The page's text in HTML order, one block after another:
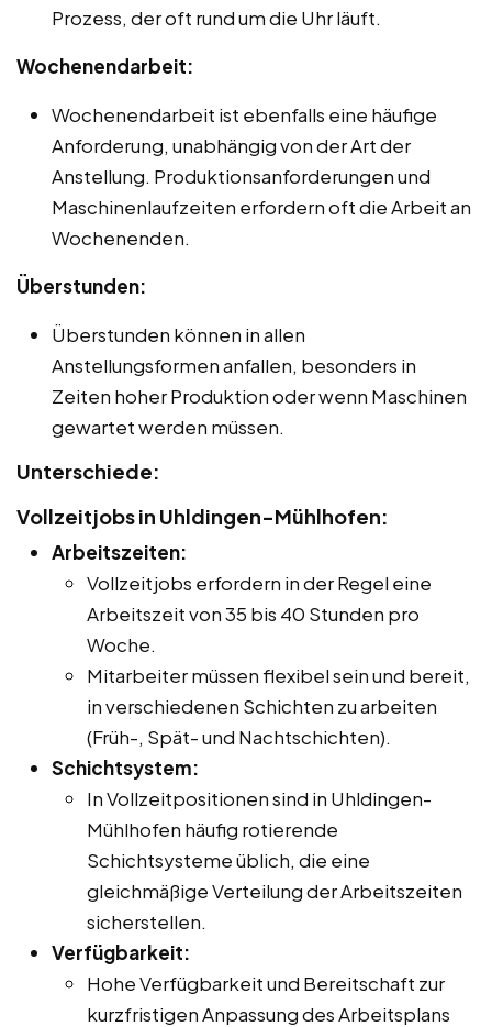
Prozess, der oft rund um die Uhr läuft.
Wochenendarbeit:
Wochenendarbeit ist ebenfalls eine häufige
Anforderung, unabhängig von der Art der
Anstellung. Produktionsanforderungen und
Maschinenlaufzeiten erfordern oft die Arbeit an
Wochenenden.
Überstunden:
Überstunden können in allen
Anstellungsformen anfallen, besonders in
Zeiten hoher Produktion oder wenn Maschinen
gewartet werden müssen.
Unterschiede:
Vollzeitjobs in Uhldingen-Mühlhofen:
Arbeitszeiten:
Vollzeitjobs erfordern in der Regel eine
Arbeitszeit von 35 bis 40 Stunden pro
Woche.
Mitarbeiter müssen flexibel sein und bereit,
in verschiedenen Schichten zu arbeiten
(Früh-, Spät- und Nachtschichten).
Schichtsystem:
In Vollzeitpositionen sind in Uhldingen-
Mühlhofen häufig rotierende
Schichtsysteme üblich, die eine
gleichmäßige Verteilung der Arbeitszeiten
sicherstellen.
Verfügbarkeit:
Hohe Verfügbarkeit und Bereitschaft zur
kurzfristigen Anpassung des Arbeitsplans